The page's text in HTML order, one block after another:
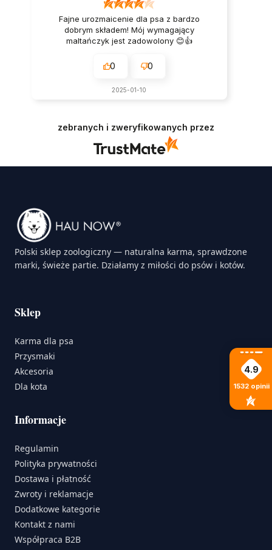
Fajne urozmaicenie dla psa z bardzo
dobrym składem! Mój wymagający
maltańczyk jest zadowolony 😊👍️
0 0
2025-01-10
zebranych i zweryfikowanych przez
Polski sklep zoologiczny — naturalna karma, sprawdzone
marki, świeże partie. Działamy z miłości do psów i kotów.
Sklep
Karma dla psa
Przysmaki
Akcesoria
Dla kota
Informacje
Regulamin
Polityka prywatności
Dostawa i płatność
Zwroty i reklamacje
Dodatkowe kategorie
Kontakt z nami
Współpraca B2B
4.9
1532 opinii